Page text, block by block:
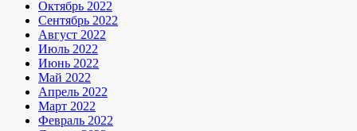
Октябрь 2022
Сентябрь 2022
Август 2022
Июль 2022
Июнь 2022
Май 2022
Апрель 2022
Март 2022
Февраль 2022